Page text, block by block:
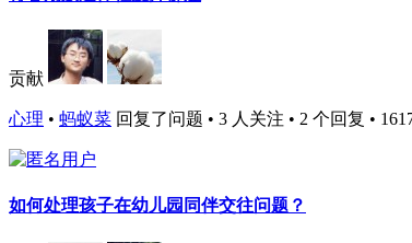
贡献
心理 • 蚂蚁菜 回复了问题 • 3 人关注 • 2 个回复 •
如何处理孩子在幼儿园同伴交往问题？